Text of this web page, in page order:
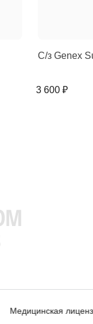
С/з Genex
3 600 ₽
Медицинская лицензия